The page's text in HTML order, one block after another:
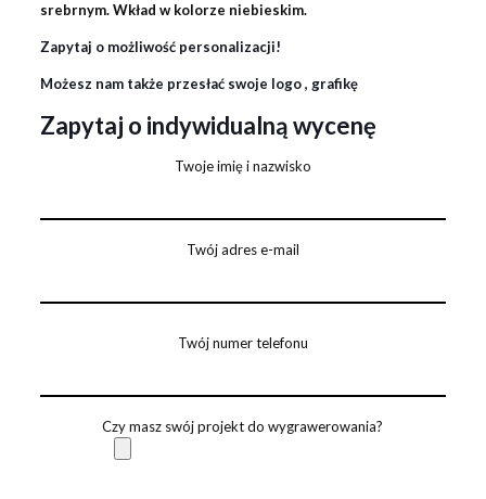
srebrnym. Wkład w kolorze niebieskim.
Zapytaj o możliwość personalizacji!
Możesz nam także przesłać swoje logo , grafikę
Zapytaj o indywidualną wycenę
Twoje imię i nazwisko
Twój adres e-mail
Twój numer telefonu
Czy masz swój projekt do wygrawerowania?